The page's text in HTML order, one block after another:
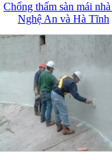
Chống thấm sàn mái
Nghệ An và Hà Tĩnh